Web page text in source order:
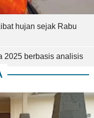
hujan sejak Rabu
2025 berbasis analisis